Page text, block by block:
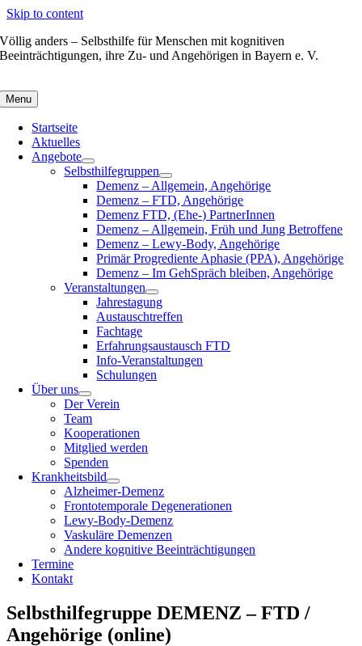
Skip to content
Völlig anders – Selbsthilfe für Menschen mit kognitiven
Beeinträchtigungen, ihre Zu- und Angehörigen in Bayern e. V.
Menu
Startseite
Aktuelles
Angebote
Selbsthilfegruppen
Demenz – Allgemein, Angehörige
Demenz – FTD, Angehörige
Demenz FTD, (Ehe-) PartnerInnen
Demenz – Allgemein, Früh und Jung Betroffene
Demenz – Lewy-Body, Angehörige
Primär Progrediente Aphasie (PPA), Angehörige
Demenz – Im GehSpräch bleiben, Angehörige
Veranstaltungen
Jahrestagung
Austauschtreffen
Fachtage
Erfahrungsaustausch FTD
Info-Veranstaltungen
Schulungen
Über uns
Der Verein
Team
Kooperationen
Mitglied werden
Spenden
Krankheitsbild
Alzheimer-Demenz
Frontotemporale Degenerationen
Lewy-Body-Demenz
Vaskuläre Demenzen
Andere kognitive Beeinträchtigungen
Termine
Kontakt
Selbsthilfegruppe DEMENZ – FTD /
Angehörige (online)